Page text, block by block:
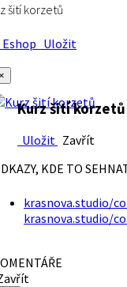
šití korzetů
Uložit
Kurz šití korzetů
Uložit Zavřít
KDE TO
krasnova.studio/
krasnova.studio/